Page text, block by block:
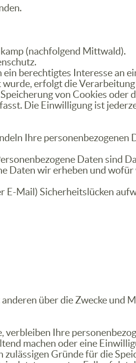
(nachfolgend Mittwald).
.
berechtigtes Interesse an
erfolgt die
von Cookies oder
Die Einwilligung ist
Ihre personenbezogenen
Daten sind
Daten wir erheben und wofür
Mail) Sicherheitslücken
über die Zwecke und
Ihre
machen oder eine
Gründe für die